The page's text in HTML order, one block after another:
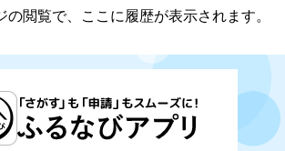
閲覧で、ここに履歴が表示されます。